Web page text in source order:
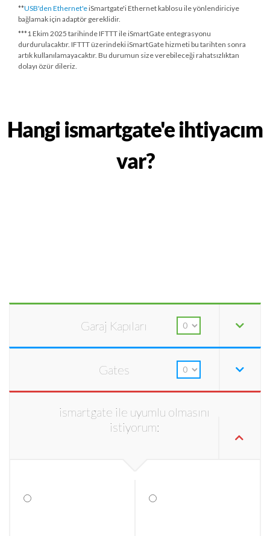
**USB'den Ethernet'eiSmartgate'i Ethernet kablosu ile yönlendiriciye
bağlamak için adaptör gereklidir.
***1 Ekim 2025 tarihindeIFTTT ile iSmartGate entegrasyonu
durdurulacaktır. IFTTT üzerindeki iSmartGate hizmeti bu tarihten sonra
artık kullanılamayacaktır. Bu durumun size verebileceği rahatsızlıktan
dolayı özür dileriz.
Hangi ismartgate'e ihtiyacım
var?
Garaj Kapıları
Gates
ismartgate ile uyumlu olmasını
istiyorum: